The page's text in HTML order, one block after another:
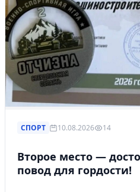
СПОРТ 10.08.2026 14
Второе место —
повод для гордости!